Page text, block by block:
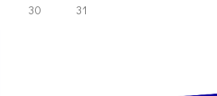
30
31